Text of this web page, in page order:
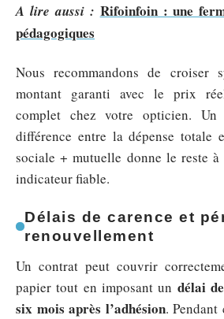
A lire aussi : Rifoinfoin : une
pédagogiques
Nous recommandons de croiser
montant garanti avec le prix
complet chez votre opticien.
différence entre la dépense totale
sociale + mutuelle donne le reste
indicateur fiable.
Délais de carence et
renouvellement
Un contrat peut couvrir
papier tout en imposant un délai
six mois après l’adhésion. Pendant